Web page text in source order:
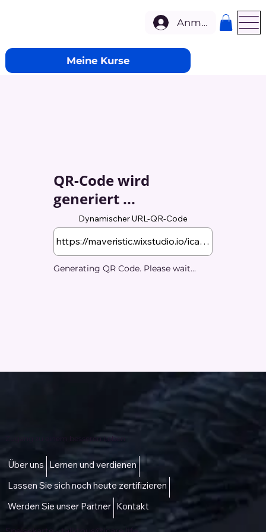
Meine Kurse
Anmelden
QR-Code wird
generiert ...
Dynamischer URL-QR-Code
Generating QR Code. Please wait...
Zugang zu einem besseren Leben
Über uns Lernen und verdienen
Lassen Sie sich noch heute zertifizieren
Werden Sie unser Partner Kontakt